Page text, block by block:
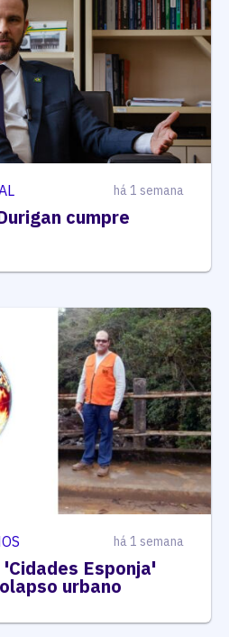
há 1 semana
cumpre
há 1 semana
Esponja'
urbano